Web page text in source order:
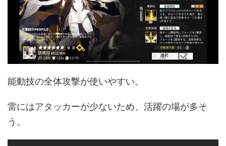
能動技の全体攻撃が使いやすい。
雷にはアタッカーが少ないため、活躍の場が多そ
う。